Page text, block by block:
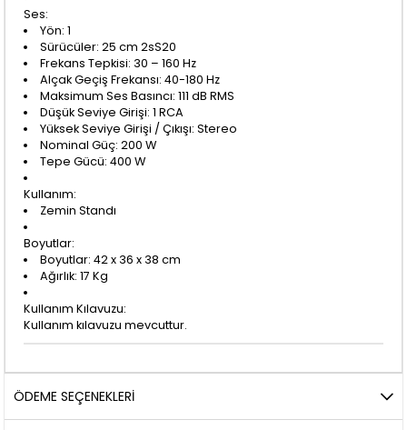
Ses:
Yön: 1
Sürücüler: 25 cm 2sS20
Frekans Tepkisi: 30 – 160 Hz
Alçak Geçiş Frekansı: 40-180 Hz
Maksimum Ses Basıncı: 111 dB RMS
Düşük Seviye Girişi: 1 RCA
Yüksek Seviye Girişi / Çıkışı: Stereo
Nominal Güç: 200 W
Tepe Gücü: 400 W
Kullanım:
Zemin Standı
Boyutlar:
Boyutlar: 42 x 36 x 38 cm
Ağırlık: 17 Kg
Kullanım Kılavuzu:
Kullanım kılavuzu mevcuttur.
ÖDEME SEÇENEKLERI